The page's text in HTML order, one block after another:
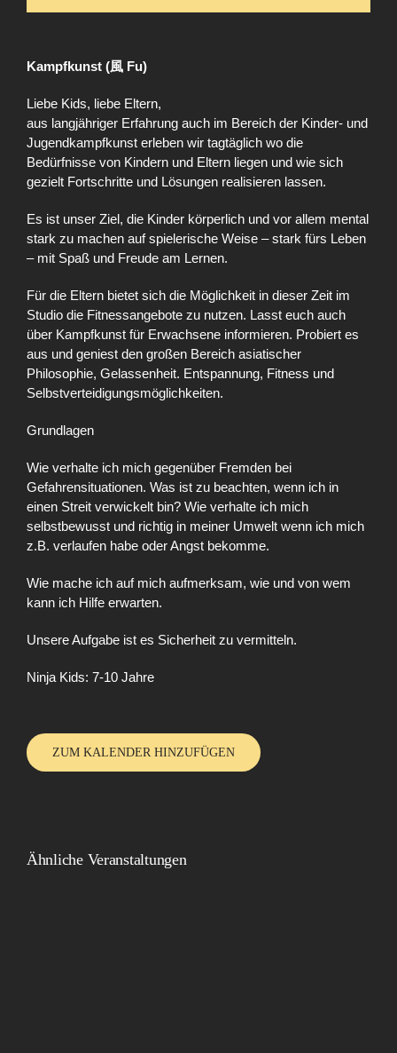
Kampfkunst (風 Fu)
Liebe Kids, liebe Eltern,
aus langjähriger Erfahrung auch im Bereich der Kinder- und
Jugendkampfkunst erleben wir tagtäglich wo die
Bedürfnisse von Kindern und Eltern liegen und wie sich
gezielt Fortschritte und Lösungen realisieren lassen.
Es ist unser Ziel, die Kinder körperlich und vor allem mental
stark zu machen auf spielerische Weise – stark fürs Leben
– mit Spaß und Freude am Lernen.
Für die Eltern bietet sich die Möglichkeit in dieser Zeit im
Studio die Fitnessangebote zu nutzen. Lasst euch auch
über Kampfkunst für Erwachsene informieren. Probiert es
aus und geniest den großen Bereich asiatischer
Philosophie, Gelassenheit. Entspannung, Fitness und
Selbstverteidigungsmöglichkeiten.
Grundlagen
Wie verhalte ich mich gegenüber Fremden bei
Gefahrensituationen. Was ist zu beachten, wenn ich in
einen Streit verwickelt bin? Wie verhalte ich mich
selbstbewusst und richtig in meiner Umwelt wenn ich mich
z.B. verlaufen habe oder Angst bekomme.
Wie mache ich auf mich aufmerksam, wie und von wem
kann ich Hilfe erwarten.
Unsere Aufgabe ist es Sicherheit zu vermitteln.
Ninja Kids: 7-10 Jahre
ZUM KALENDER HINZUFÜGEN
Ähnliche Veranstaltungen